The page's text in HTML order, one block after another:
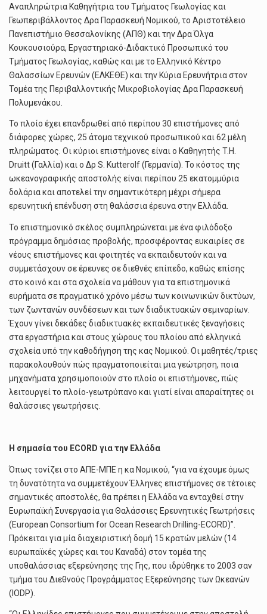
Αναπληρώτρια Καθηγήτρια του Τμήματος Γεωλογίας και
Γεωπεριβάλλοντος Δρα Παρασκευή Νομικού, το Αριστοτέλειο
Πανεπιστήμιο Θεσσαλονίκης (ΑΠΘ) και την Δρα Όλγα
Κουκουσιούρα, Εργαστηριακό-Διδακτικό Προσωπικό του
Τμήματος Γεωλογίας, καθώς και με το Ελληνικό Κέντρο
Θαλασσίων Ερευνών (ΕΛΚΕΘΕ) και την Κύρια Ερευνήτρια στον
Τομέα της Περιβαλλοντικής Μικροβιολογίας Δρα Παρασκευή
Πολυμενάκου.
Το πλοίο έχει επανδρωθεί από περίπου 30 επιστήμονες από
διάφορες χώρες, 25 άτομα τεχνικού προσωπικού και 62 μέλη
πληρώματος. Οι κύριοι επιστήμονες είναι ο Καθηγητής T.H.
Druitt (Γαλλία) και ο Δρ S. Kutterolf (Γερμανία). Το κόστος της
ωκεανογραφικής αποστολής είναι περίπου 25 εκατομμύρια
δολάρια και αποτελεί την σημαντικότερη μέχρι σήμερα
ερευνητική επένδυση στη θαλάσσια έρευνα στην Ελλάδα.
Το επιστημονικό σκέλος συμπληρώνεται με ένα φιλόδοξο
πρόγραμμα δημόσιας προβολής, προσφέροντας ευκαιρίες σε
νέους επιστήμονες και φοιτητές να εκπαιδευτούν και να
συμμετάσχουν σε έρευνες σε διεθνές επίπεδο, καθώς επίσης
στο κοινό και στα σχολεία να μάθουν για τα επιστημονικά
ευρήματα σε πραγματικό χρόνο μέσω των κοινωνικών δικτύων,
των ζωντανών συνδέσεων και των διαδικτυακών σεμιναρίων.
Έχουν γίνει δεκάδες διαδικτυακές εκπαιδευτικές ξεναγήσεις
στα εργαστήρια και στους χώρους του πλοίου από ελληνικά
σχολεία υπό την καθοδήγηση της κας Νομικού. Οι μαθητές/τριες
παρακολουθούν πώς πραγματοποιείται μια γεώτρηση, ποια
μηχανήματα χρησιμοποιούν στο πλοίο οι επιστήμονες, πώς
λειτουργεί το πλοίο-γεωτρύπανο και γιατί είναι απαραίτητες οι
θαλάσσιες γεωτρήσεις.
Η σημασία του ECORD για την Ελλάδα
Όπως τονίζει στο ΑΠΕ-ΜΠΕ η κα Νομικού, “για να έχουμε όμως
τη δυνατότητα να συμμετέχουν Έλληνες επιστήμονες σε τέτοιες
σημαντικές αποστολές, θα πρέπει η Ελλάδα να ενταχθεί στην
Ευρωπαϊκή Συνεργασία για Θαλάσσιες Ερευνητικές Γεωτρήσεις
(European Consortium for Ocean Research Drilling-ECORD)”.
Πρόκειται για μία διαχειριστική δομή 15 κρατών μελών (14
ευρωπαϊκές χώρες και του Καναδά) στον τομέα της
υποθαλάσσιας εξερεύνησης της Γης, που ιδρύθηκε το 2003 σαν
τμήμα του Διεθνούς Προγράμματος Εξερεύνησης των Ωκεανών
(IODP).